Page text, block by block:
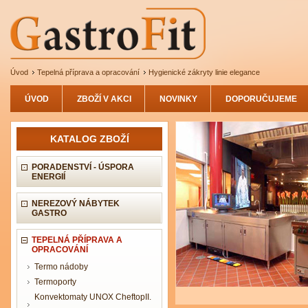
Úvod Tepelná příprava a opracování Hygienické zákryty linie elegance
ÚVOD ZBOŽÍ V AKCI NOVINKY DOPORUČUJEME
KATALOG ZBOŽÍ
PORADENSTVÍ - ÚSPORA
ENERGIÍ
NEREZOVÝ NÁBYTEK
GASTRO
TEPELNÁ PŘÍPRAVA A
OPRACOVÁNÍ
Termo nádoby
Termoporty
Konvektomaty UNOX CheftopII.